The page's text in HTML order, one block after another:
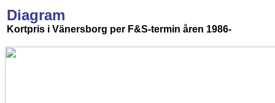
Diagram
Kortpris i Vänersborg per F&S-termin åren 1986-